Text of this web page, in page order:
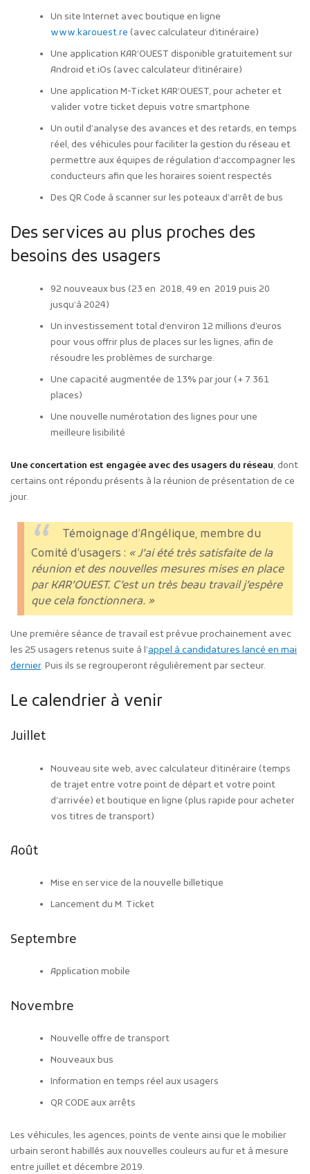
Un site Internet avec boutique en ligne
www.karouest.re (avec calculateur d’itinéraire)
Une application KAR’OUEST disponible gratuitement sur
Android et iOs (avec calculateur d’itinéraire)
Une application M-Ticket KAR’OUEST, pour acheter et
valider votre ticket depuis votre smartphone
Un outil d’analyse des avances et des retards, en temps
réel, des véhicules pour faciliter la gestion du réseau et
permettre aux équipes de régulation d’accompagner les
conducteurs afin que les horaires soient respectés
Des QR Code à scanner sur les poteaux d’arrêt de bus
Des services au plus proches des
besoins des usagers
92 nouveaux bus (23 en 2018, 49 en 2019 puis 20
jusqu’à 2024)
Un investissement total d’environ 12 millions d’euros
pour vous offrir plus de places sur les lignes, afin de
résoudre les problèmes de surcharge.
Une capacité augmentée de 13% par jour (+ 7 361
places)
Une nouvelle numérotation des lignes pour une
meilleure lisibilité
Une concertation est engagée avec des usagers du réseau, dont
certains ont répondu présents à la réunion de présentation de ce
jour.
Témoignage d’Angélique, membre du
Comité d’usagers : « J’ai été très satisfaite de la
réunion et des nouvelles mesures mises en place
par KAR’OUEST. C’est un très beau travail j’espère
que cela fonctionnera. »
Une première séance de travail est prévue prochainement avec
les 25 usagers retenus suite à l’appel à candidatures lancé en mai
dernier. Puis ils se regrouperont régulièrement par secteur.
Le calendrier à venir
Juillet
Nouveau site web, avec calculateur d’itinéraire (temps
de trajet entre votre point de départ et votre point
d’arrivée) et boutique en ligne (plus rapide pour acheter
vos titres de transport)
Août
Mise en service de la nouvelle billetique
Lancement du M. Ticket
Septembre
Application mobile
Novembre
Nouvelle offre de transport
Nouveaux bus
Information en temps réel aux usagers
QR CODE aux arrêts
Les véhicules, les agences, points de vente ainsi que le mobilier
urbain seront habillés aux nouvelles couleurs au fur et à mesure
entre juillet et décembre 2019.